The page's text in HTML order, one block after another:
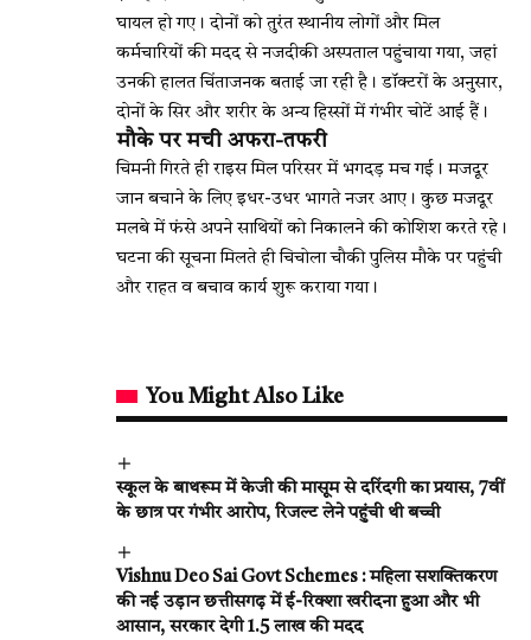
घायल हो गए। दोनों को तुरंत स्थानीय लोगों और मिल
कर्मचारियों की मदद से नजदीकी अस्पताल पहुंचाया गया, जहां
उनकी हालत चिंताजनक बताई जा रही है। डॉक्टरों के अनुसार,
दोनों के सिर और शरीर के अन्य हिस्सों में गंभीर चोटें आई हैं।
मौके पर मची अफरा-तफरी
चिमनी गिरते ही राइस मिल परिसर में भगदड़ मच गई। मजदूर
जान बचाने के लिए इधर-उधर भागते नजर आए। कुछ मजदूर
मलबे में फंसे अपने साथियों को निकालने की कोशिश करते रहे।
घटना की सूचना मिलते ही चिचोला चौकी पुलिस मौके पर पहुंची
और राहत व बचाव कार्य शुरू कराया गया।
You Might Also Like
स्कूल के बाथरूम में केजी की मासूम से दरिंदगी का प्रयास, 7वीं
के छात्र पर गंभीर आरोप, रिजल्ट लेने पहुंची थी बच्ची
Vishnu Deo Sai Govt Schemes : महिला सशक्तिकरण
की नई उड़ान छत्तीसगढ़ में ई-रिक्शा खरीदना हुआ और भी
आसान, सरकार देगी 1.5 लाख की मदद